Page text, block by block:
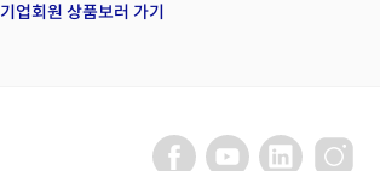
기업회원 상품보러 가기